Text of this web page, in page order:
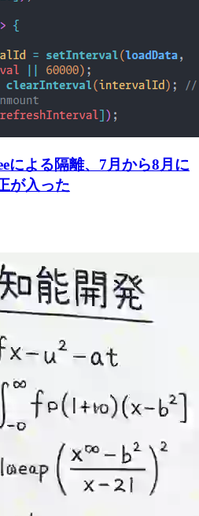
による隔離、7月から8月に
が入った